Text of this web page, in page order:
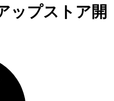
ップストア開